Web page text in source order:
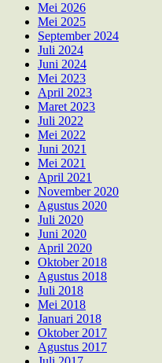
Mei 2026
Mei 2025
September 2024
Juli 2024
Juni 2024
Mei 2023
April 2023
Maret 2023
Juli 2022
Mei 2022
Juni 2021
Mei 2021
April 2021
November 2020
Agustus 2020
Juli 2020
Juni 2020
April 2020
Oktober 2018
Agustus 2018
Juli 2018
Mei 2018
Januari 2018
Oktober 2017
Agustus 2017